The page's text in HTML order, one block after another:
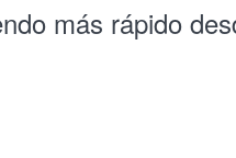
más rápido